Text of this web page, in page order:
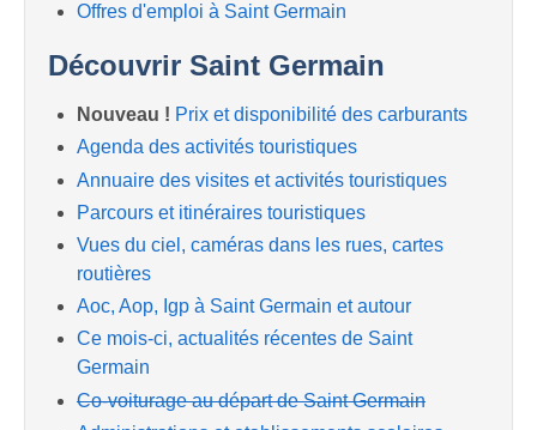
Offres d'emploi à Saint Germain
Découvrir Saint Germain
Nouveau ! Prix et disponibilité des carburants
Agenda des activités touristiques
Annuaire des visites et activités touristiques
Parcours et itinéraires touristiques
Vues du ciel, caméras dans les rues, cartes
routières
Aoc, Aop, Igp à Saint Germain et autour
Ce mois-ci, actualités récentes de Saint
Germain
Co-voiturage au départ de Saint Germain